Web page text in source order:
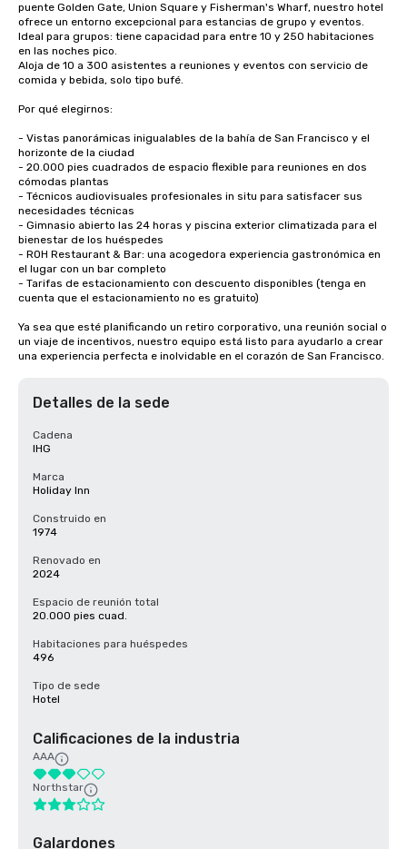
puente Golden Gate, Union Square y Fisherman's Wharf, nuestro hotel
ofrece un entorno excepcional para estancias de grupo y eventos.
Ideal para grupos: tiene capacidad para entre 10 y 250 habitaciones
en las noches pico.
Aloja de 10 a 300 asistentes a reuniones y eventos con servicio de
comida y bebida, solo tipo bufé.
Por qué elegirnos:
- Vistas panorámicas inigualables de la bahía de San Francisco y el
horizonte de la ciudad
- 20.000 pies cuadrados de espacio flexible para reuniones en dos
cómodas plantas
- Técnicos audiovisuales profesionales in situ para satisfacer sus
necesidades técnicas
- Gimnasio abierto las 24 horas y piscina exterior climatizada para el
bienestar de los huéspedes
- ROH Restaurant & Bar: una acogedora experiencia gastronómica en
el lugar con un bar completo
- Tarifas de estacionamiento con descuento disponibles (tenga en
cuenta que el estacionamiento no es gratuito)
Ya sea que esté planificando un retiro corporativo, una reunión social o
un viaje de incentivos, nuestro equipo está listo para ayudarlo a crear
una experiencia perfecta e inolvidable en el corazón de San Francisco.
Detalles de la sede
Cadena
IHG
Marca
Holiday Inn
Construido en
1974
Renovado en
2024
Espacio de reunión total
20.000 pies cuad.
Habitaciones para huéspedes
496
Tipo de sede
Hotel
Calificaciones de la industria
AAA
Northstar
Galardones